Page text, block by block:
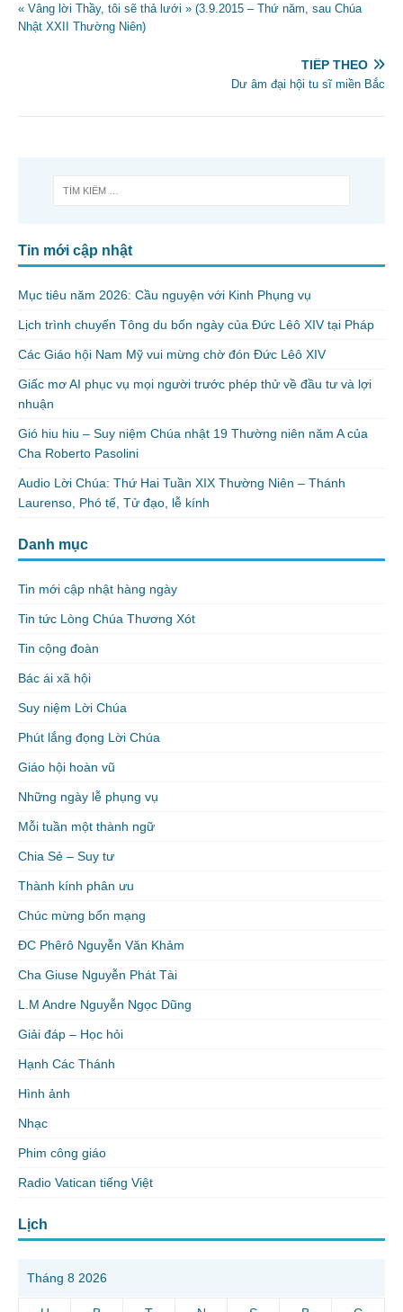
« Vâng lời Thầy, tôi sẽ thả lưới » (3.9.2015 – Thứ năm, sau Chúa
Nhật XXII Thường Niên)
TIẾP THEO
Dư âm đại hội tu sĩ miền Bắc
Tin mới cập nhật
Mục tiêu năm 2026: Cầu nguyện với Kinh Phụng vụ
Lịch trình chuyến Tông du bốn ngày của Đức Lêô XIV tại Pháp
Các Giáo hội Nam Mỹ vui mừng chờ đón Đức Lêô XIV
Giấc mơ AI phục vụ mọi người trước phép thử về đầu tư và lợi
nhuận
Gió hiu hiu – Suy niệm Chúa nhật 19 Thường niên năm A của
Cha Roberto Pasolini
Audio Lời Chúa: Thứ Hai Tuần XIX Thường Niên – Thánh
Laurenso, Phó tế, Tử đạo, lễ kính
Danh mục
Tin mới cập nhật hàng ngày
Tin tức Lòng Chúa Thương Xót
Tin cộng đoàn
Bác ái xã hội
Suy niệm Lời Chúa
Phút lắng đọng Lời Chúa
Giáo hội hoàn vũ
Những ngày lễ phụng vụ
Mỗi tuần một thành ngữ
Chia Sẻ – Suy tư
Thành kính phân ưu
Chúc mừng bổn mạng
ĐC Phêrô Nguyễn Văn Khảm
Cha Giuse Nguyễn Phát Tài
L.M Andre Nguyễn Ngọc Dũng
Giải đáp – Học hỏi
Hạnh Các Thánh
Hình ảnh
Nhạc
Phim công giáo
Radio Vatican tiếng Việt
Lịch
Tháng 8 2026